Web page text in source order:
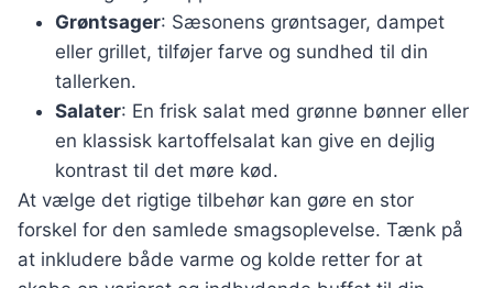
Grøntsager: Sæsonens grøntsager, dampet
eller grillet, tilføjer farve og sundhed til din
tallerken.
Salater: En frisk salat med grønne bønner eller
en klassisk kartoffelsalat kan give en dejlig
kontrast til det møre kød.
At vælge det rigtige tilbehør kan gøre en stor
forskel for den samlede smagsoplevelse. Tænk på
at inkludere både varme og kolde retter for at